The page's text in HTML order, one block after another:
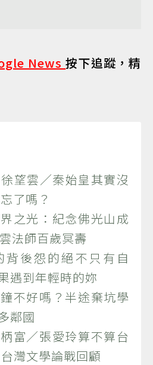
News按下追蹤，精
望雲／秦始皇其實沒
了嗎？
之光：紀念佛光山成
法師百歲冥壽
後怨的絕不只有自
遇到年輕時的妳
不好嗎？半途棄坑學
鄰國
富／張愛玲算不算台
灣文學論戰回顧